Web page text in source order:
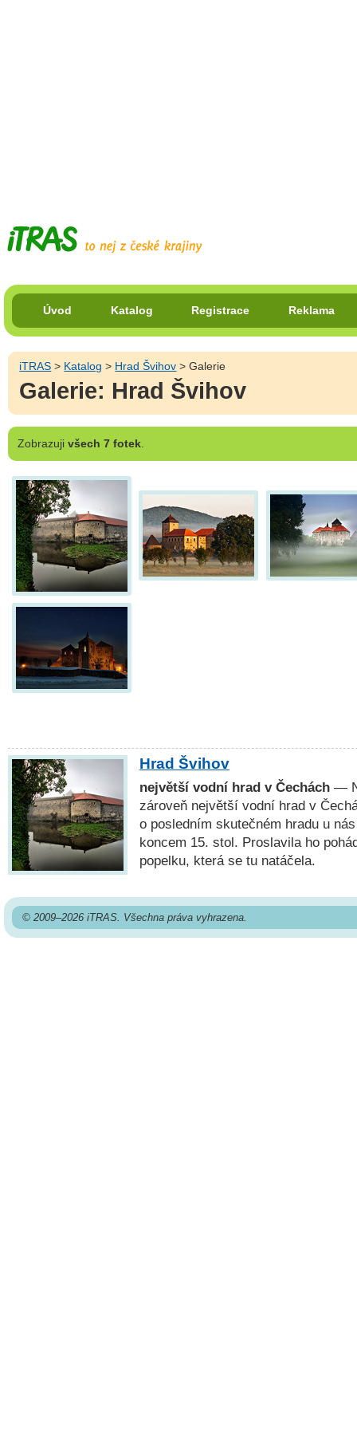
Úvod Katalog Registrace Reklama
iTRAS > Katalog > Hrad Švihov > Galerie
Galerie: Hrad Švihov
Zobrazuji všech 7 fotek.
Hrad Švihov
největší vodní hrad v Čechách —
zároveň největší vodní hrad v
o posledním skutečném hradu u
koncem 15. stol. Proslavila ho
popelku, která se tu natáčela.
© 2009–2026 iTRAS. Všechna práva vyhrazena.